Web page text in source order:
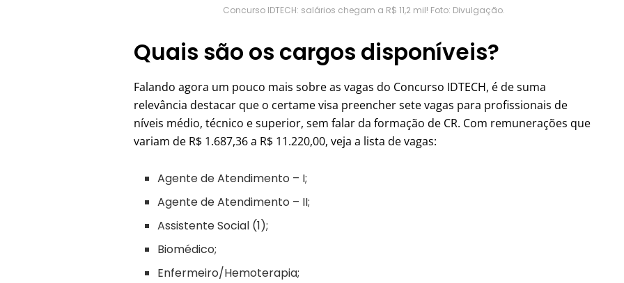
Concurso IDTECH: salários chegam a R$ 11,2 mil! Foto: Divulgação.
Quais são os cargos disponíveis?
Falando agora um pouco mais sobre as vagas do Concurso IDTECH, é de suma
relevância destacar que o certame visa preencher sete vagas para profissionais de
níveis médio, técnico e superior, sem falar da formação de CR. Com remunerações que
variam de R$ 1.687,36 a R$ 11.220,00, veja a lista de vagas:
Agente de Atendimento – I;
Agente de Atendimento – II;
Assistente Social (1);
Biomédico;
Enfermeiro/Hemoterapia;